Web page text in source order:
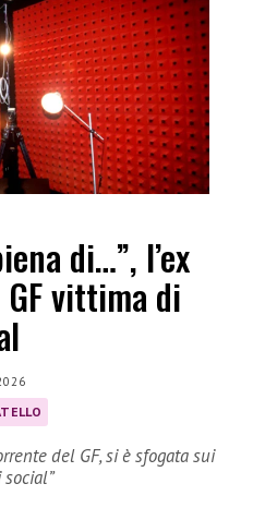
di…”, l’ex
vittima di
del GF, si è sfogata sui